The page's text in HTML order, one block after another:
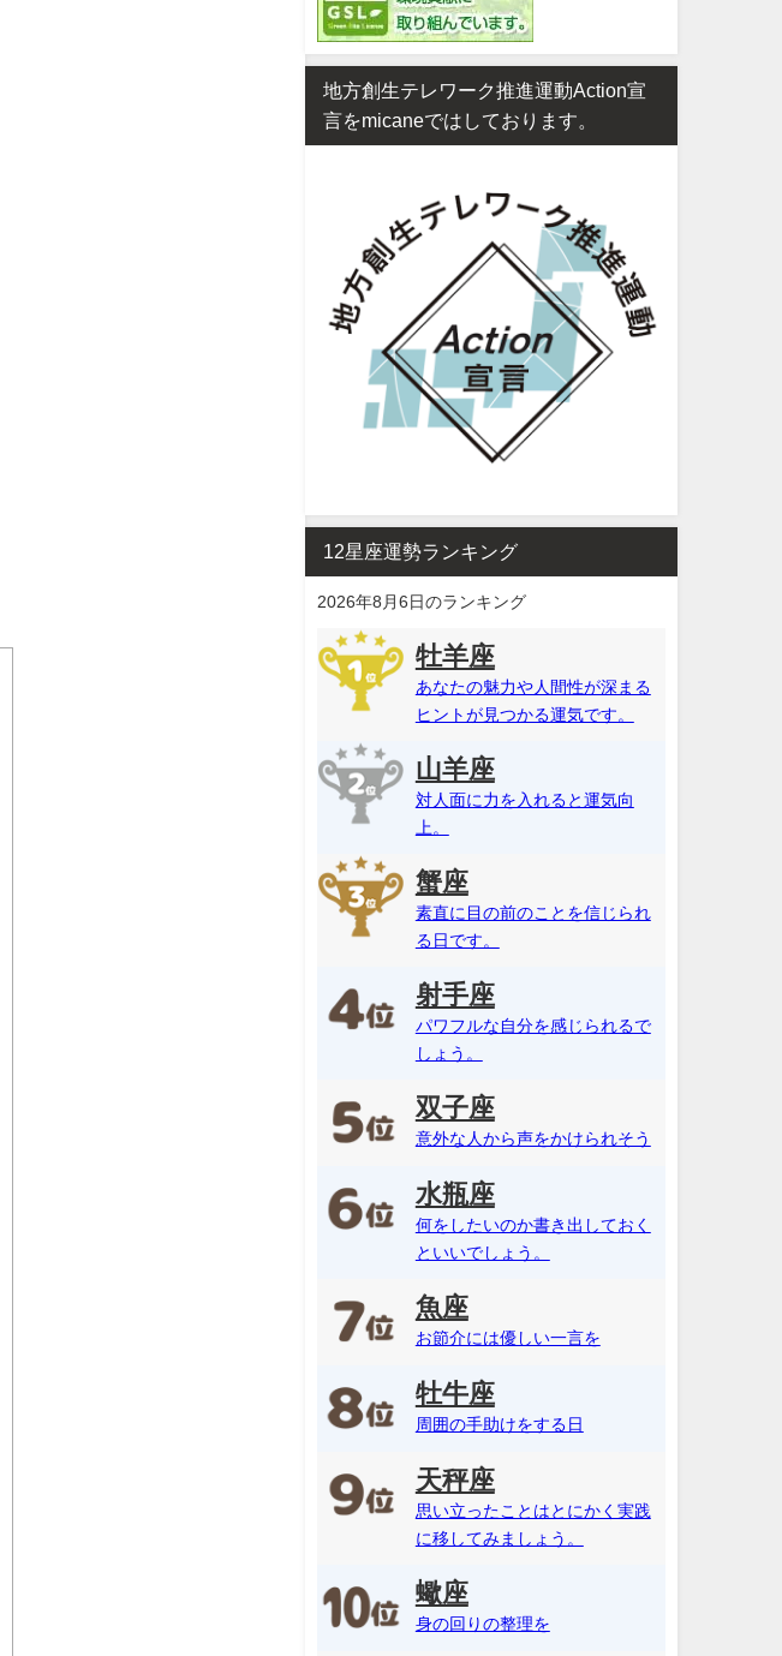
地方創生テレワーク推進運動Action宣
言をmicaneではしております。
12星座運勢ランキング
2026年8月6日のランキング
牡羊座
あなたの魅力や人間性が深まる
ヒントが見つかる運気です。
山羊座
対人面に力を入れると運気向
上。
蟹座
素直に目の前のことを信じられ
る日です。
射手座
パワフルな自分を感じられるで
しょう。
双子座
意外な人から声をかけられそう
水瓶座
何をしたいのか書き出しておく
といいでしょう。
魚座
お節介には優しい一言を
牡牛座
周囲の手助けをする日
天秤座
思い立ったことはとにかく実践
に移してみましょう。
蠍座
身の回りの整理を